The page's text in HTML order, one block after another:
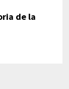
de la